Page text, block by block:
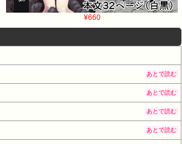
¥660
あとで読む
あとで読む
あとで読む
あとで読む